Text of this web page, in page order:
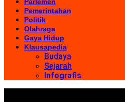
Parlemen
Pemerintahan
Politik
Olahraga
Gaya Hidup
Klausapedia
Budaya
Sejarah
Infografis